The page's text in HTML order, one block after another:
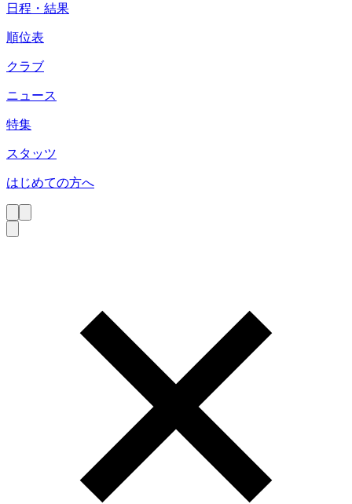
日程・結果
順位表
クラブ
ニュース
特集
スタッツ
はじめての方へ